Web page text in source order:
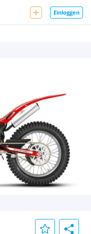
Einloggen